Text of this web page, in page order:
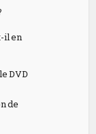
il en
DVD
de